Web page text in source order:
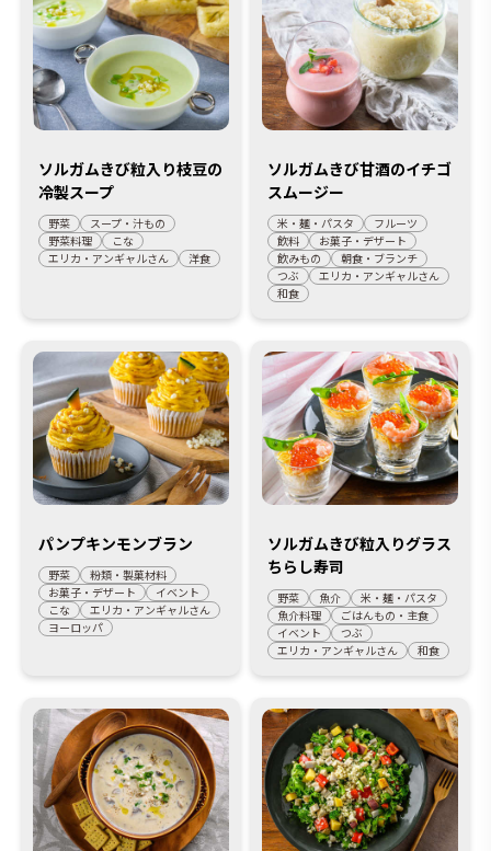
ソルガムきび粒入り枝豆の
冷製スープ
野菜
スープ・汁もの
野菜料理
こな
エリカ・アンギャルさん
洋食
ソルガムきび甘酒のイチゴ
スムージー
米・麺・パスタ
フルーツ
飲料
お菓子・デザート
飲みもの
朝食・ブランチ
つぶ
エリカ・アンギャルさん
和食
パンプキンモンブラン
野菜
粉類・製菓材料
お菓子・デザート
イベント
こな
エリカ・アンギャルさん
ヨーロッパ
ソルガムきび粒入りグラス
ちらし寿司
野菜 魚介
米・麺・パスタ
魚介料理
ごはんもの・主食
イベント
つぶ
エリカ・アンギャルさん
和食